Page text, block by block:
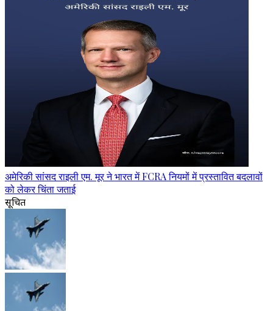
अमेरिकी सांसद राइली एम. मूर ने भारत में FCRA नियमों में प्रस्तावित बदलावों
को लेकर चिंता जताई
सूचित